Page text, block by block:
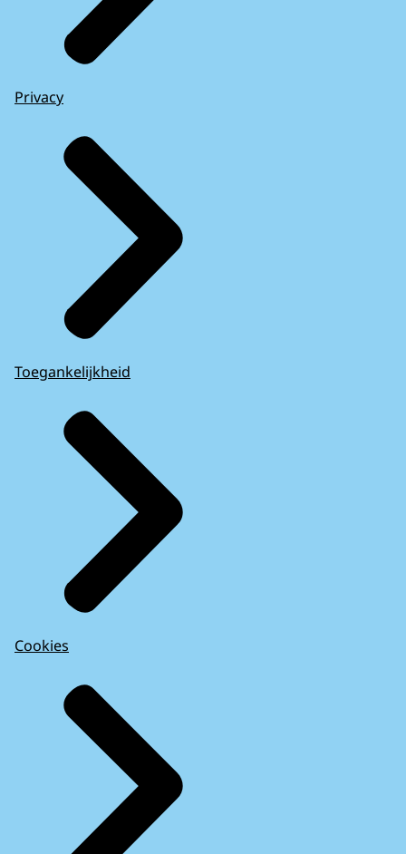
Privacy
Toegankelijkheid
Cookies